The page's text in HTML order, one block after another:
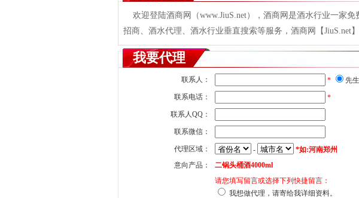
欢迎登陆酒商网（www.JiuS.net），酒商网是酒水行业一家
招商、酒水代理、酒水行业垂直搜索等服务，酒商网【JiuS.net
我要代理
联系人： * 先
联系电话：
*
联系人QQ：
联系微信：
代理区域： -
*如:河南郑州
意向产品：
二锅头桶酒4000ml
请您填写留言或选择下列快捷留言：
我想做代理，请寄给我详细资料。